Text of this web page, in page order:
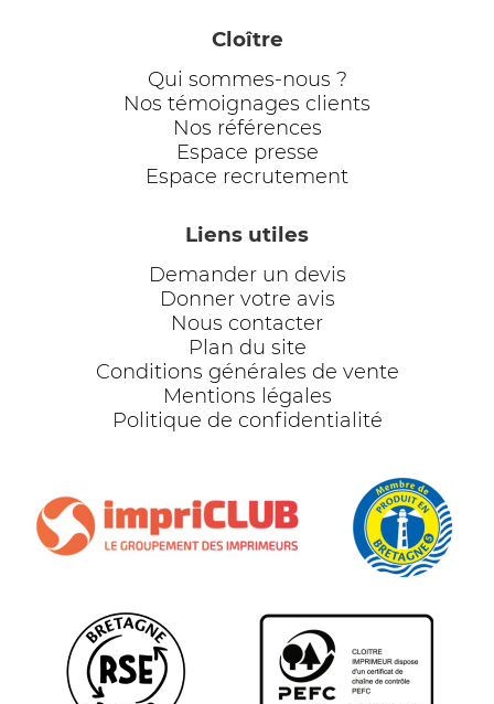
Cloître
Qui sommes-nous ?
Nos témoignages clients
Nos références
Espace presse
Espace recrutement
Liens utiles
Demander un devis
Donner votre avis
Nous contacter
Plan du site
Conditions générales de vente
Mentions légales
Politique de confidentialité